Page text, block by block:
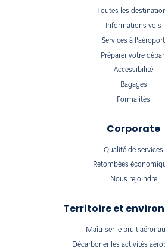
Toutes les
Informations vols
Services à l'aéroport
Préparer votre
Accessibilité
Bagages
Formalités
Corporate
Qualité de services
Retombées
Nous rejoindre
Territoire et
Maîtriser le bruit
Décarboner les activités